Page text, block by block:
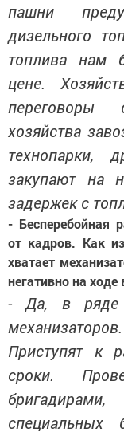
пашни
дизельного
топлива нам
цене.
переговоры
хозяйства
технопарки,
закупают на
задержек с
- Бесперебойная
от кадров. Как
хватает
негативно на ходе
- Да, в ряде
Приступят к
сроки.
специальных